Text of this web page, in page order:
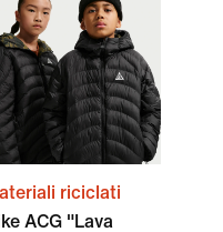
riciclati
ACG "Lava